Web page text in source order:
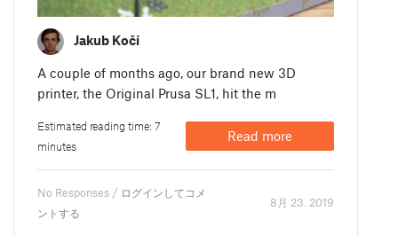
Jakub Kočí
A couple of months ago, our brand new 3D
printer, the Original Prusa SL1, hit the m
Estimated reading time: 7
minutes
Read more
No Responses / ログインしてコメ
ントする
8月 23. 2019